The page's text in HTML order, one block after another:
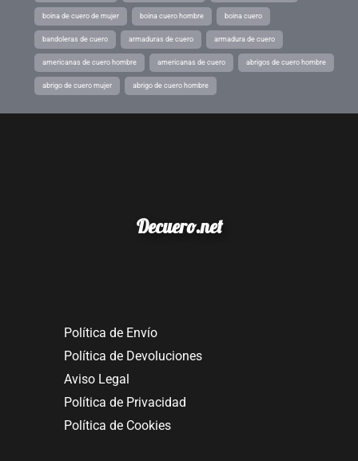
boina de cuero de mujer boina cuero hombre boina cuero
bandoleras de cuero armaduras de cuero armadura de cuero
americanas de cuero hombre americanas de cuero abrigos de cuero hombre
abrigo de cuero mujer abrigo de cuero hombre
Decuero.net
Política de Envío
Política de Devoluciones
Aviso Legal
Política de Privacidad
Política de Cookies